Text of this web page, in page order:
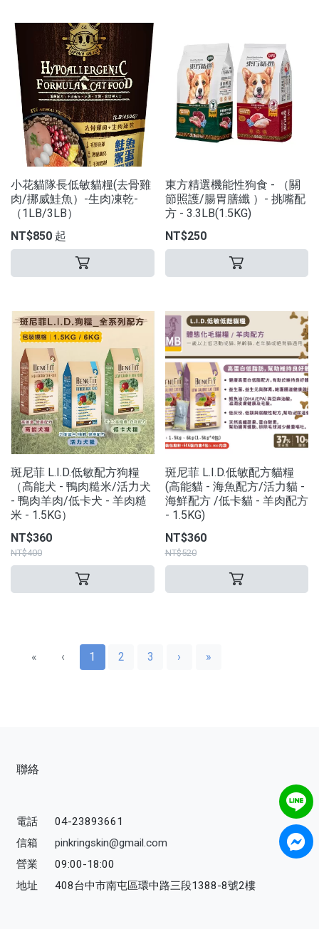
小花貓隊長低敏貓糧(去骨雞
肉/挪威鮭魚）-生肉凍乾-
（1LB/3LB）
NT$850 起
東方精選機能性狗食 - （關
節照護/腸胃膳纖 ）- 挑嘴配
方 - 3.3LB(1.5KG)
NT$250
斑尼菲 L.I.D.低敏配方狗糧
（高能犬 - 鴨肉糙米/活力犬
- 鴨肉羊肉/低卡犬 - 羊肉糙
米 - 1.5KG）
NT$360
NT$400
斑尼菲 L.I.D.低敏配方貓糧
(高能貓 - 海魚配方/活力貓 -
海鮮配方 /低卡貓 - 羊肉配方
- 1.5KG)
NT$360
NT$520
« ‹ 1 2 3 › »
聯絡
電話
04-23893661
信箱
pinkringskin@gmail.com
營業
09:00-18:00
地址
408台中市南屯區環中路三段1388-8號2樓